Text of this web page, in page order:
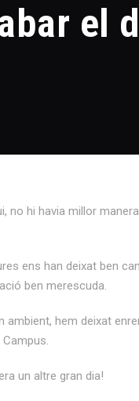
el
no hi havia millor
ens han deixat ben
ben merescuda.
ambient, hem deixat
un altre gran dia!